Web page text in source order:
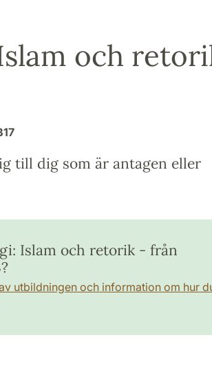
och
till dig som är antagen eller
Islam och retorik - från
utbildningen och information om hur